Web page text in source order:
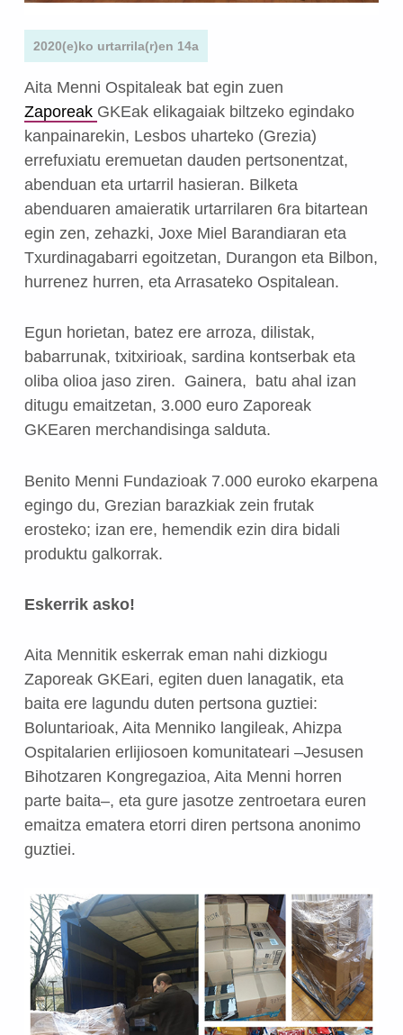
2020(e)ko urtarrila(r)en 14a
Aita Menni Ospitaleak bat egin zuen
Zaporeak GKEak elikagaiak biltzeko egindako
kanpainarekin, Lesbos uharteko (Grezia)
errefuxiatu eremuetan dauden pertsonentzat,
abenduan eta urtarril hasieran. Bilketa
abenduaren amaieratik urtarrilaren 6ra bitartean
egin zen, zehazki, Joxe Miel Barandiaran eta
Txurdinagabarri egoitzetan, Durangon eta Bilbon,
hurrenez hurren, eta Arrasateko Ospitalean.
Egun horietan, batez ere arroza, dilistak,
babarrunak, txitxirioak, sardina kontserbak eta
oliba olioa jaso ziren. Gainera, batu ahal izan
ditugu emaitzetan, 3.000 euro Zaporeak
GKEaren merchandisinga salduta.
Benito Menni Fundazioak 7.000 euroko ekarpena
egingo du, Grezian barazkiak zein frutak
erosteko; izan ere, hemendik ezin dira bidali
produktu galkorrak.
Eskerrik asko!
Aita Mennitik eskerrak eman nahi dizkiogu
Zaporeak GKEari, egiten duen lanagatik, eta
baita ere lagundu duten pertsona guztiei:
Boluntarioak, Aita Menniko langileak, Ahizpa
Ospitalarien erlijiosoen komunitateari –Jesusen
Bihotzaren Kongregazioa, Aita Menni horren
parte baita–, eta gure jasotze zentroetara euren
emaitza ematera etorri diren pertsona anonimo
guztiei.